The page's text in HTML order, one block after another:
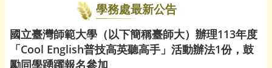
學務處最新公告
國立臺灣師範大學（以下簡稱臺師大）辦理113年度
「Cool English普技高英聽高手」活動辦法1份，鼓
勵同學踴躍報名參加